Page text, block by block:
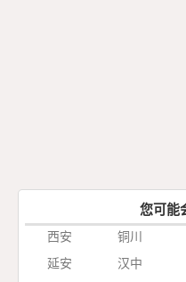
您可能
西安 铜川
延安
汉中